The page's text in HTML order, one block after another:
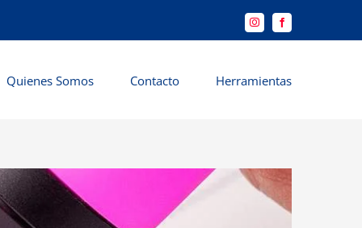
InstagramFacebook
Quienes Somos Contacto Herramientas